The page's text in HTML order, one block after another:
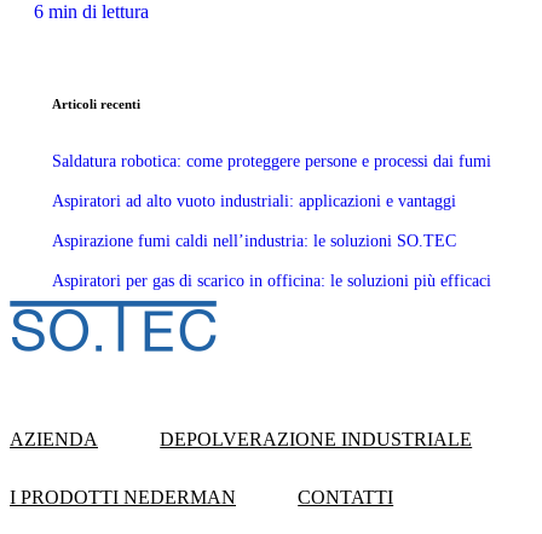
6 min di lettura
Articoli recenti
Saldatura robotica: come proteggere persone e processi dai fumi
Aspiratori ad alto vuoto industriali: applicazioni e vantaggi
Aspirazione fumi caldi nell’industria: le soluzioni SO.TEC
Aspiratori per gas di scarico in officina: le soluzioni più efficaci
AZIENDA DEPOLVERAZIONE INDUSTRIALE
I PRODOTTI NEDERMAN CONTATTI